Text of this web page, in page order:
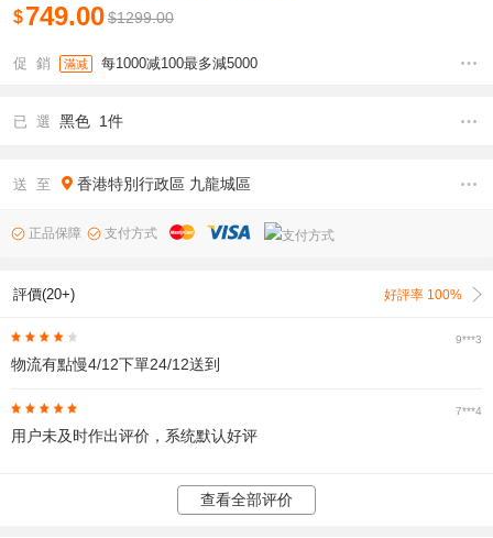
$749.00$1299.00
促 銷 滿减 每1000减100最多減5000
已 選 黑色 1件
送 至 香港特別行政區 九龍城區
正品保障 支付方式
評價(20+) 好評率 100%
9***3
物流有點慢4/12下單24/12送到
7***4
用户未及时作出评价，系统默认好评
查看全部评价